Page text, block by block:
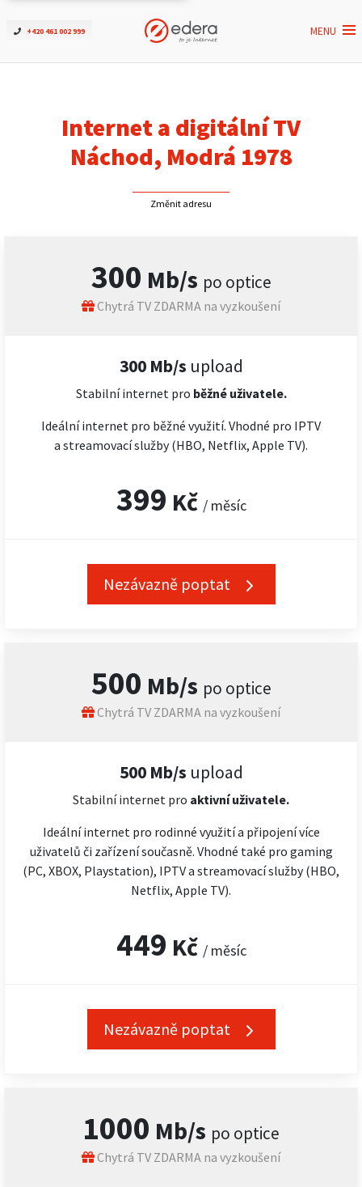
+420 461 002 999 MENU
Ověřit dostupnost
ČEZNET TV
Kontakt
Internet a digitální TV
Náchod, Modrá 1978
Změnit adresu
300 Mb/s po optice
Chytrá TV ZDARMA na vyzkoušení
300 Mb/s upload
Stabilní internet pro běžné uživatele.
Ideální internet pro běžné využití. Vhodné pro IPTV
a streamovací služby (HBO, Netflix, Apple TV).
399 Kč / měsíc
Nezávazně poptat
500 Mb/s po optice
Chytrá TV ZDARMA na vyzkoušení
500 Mb/s upload
Stabilní internet pro aktivní uživatele.
Ideální internet pro rodinné využití a připojení více
uživatelů či zařízení současně. Vhodné také pro gaming
(PC, XBOX, Playstation), IPTV a streamovací služby (HBO,
Netflix, Apple TV).
449 Kč / měsíc
Nezávazně poptat
1000 Mb/s po optice
Chytrá TV ZDARMA na vyzkoušení